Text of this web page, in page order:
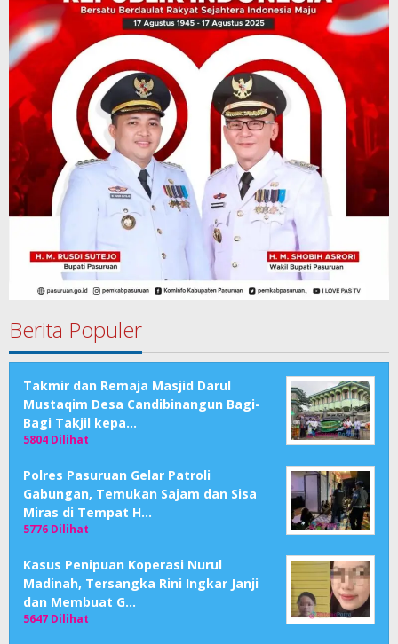
Berita Populer
Takmir dan Remaja Masjid Darul
Mustaqim Desa Candibinangun Bagi-
Bagi Takjil kepa…
5804 Dilihat
Polres Pasuruan Gelar Patroli
Gabungan, Temukan Sajam dan Sisa
Miras di Tempat H…
5776 Dilihat
Kasus Penipuan Koperasi Nurul
Madinah, Tersangka Rini Ingkar Janji
dan Membuat G…
5647 Dilihat